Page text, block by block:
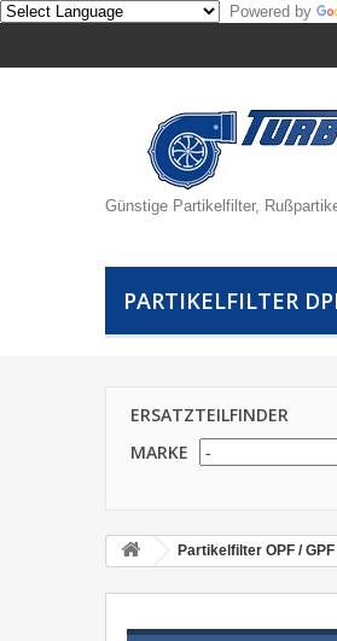
Powered by
Günstige Partikelfilter,
PARTIKELFILTER
ERSATZTEILFINDER
MARKE
Partikelfilter OPF / GPF